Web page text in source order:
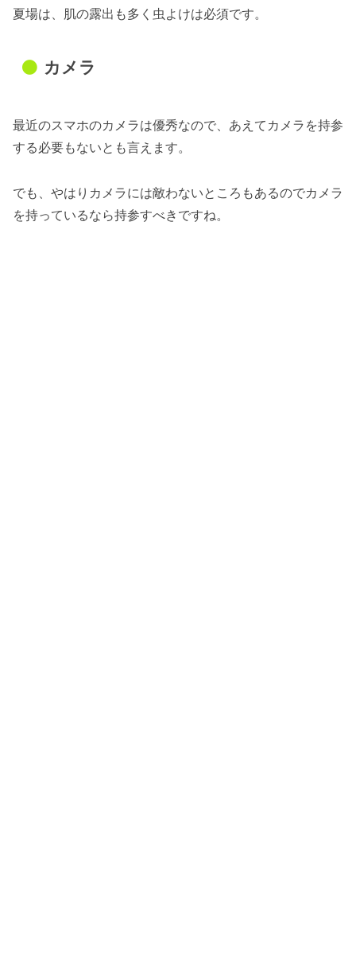
夏場は、肌の露出も多く虫よけは必須です。
カメラ
最近のスマホのカメラは優秀なので、あえてカメラを持参
する必要もないとも言えます。
でも、やはりカメラには敵わないところもあるのでカメラ
を持っているなら持参すべきですね。